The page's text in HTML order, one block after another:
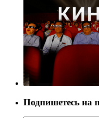
Подпишетесь на